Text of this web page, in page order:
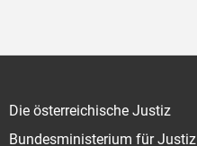
Die österreichische Justiz
Bundesministerium für Justiz